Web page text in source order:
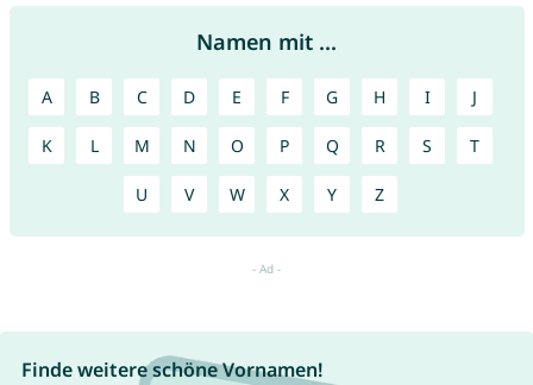
Namen mit ...
A B C D E F G H I J
K L M N O P Q R S T
U V W X Y Z
Finde weitere schöne Vornamen!